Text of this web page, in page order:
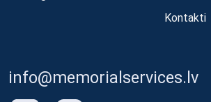
Kontakti
info@memorialservices.lv